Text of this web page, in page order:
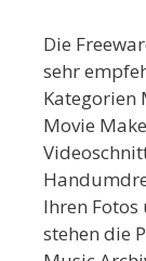
Die
sehr
Kategorien
Movie
Ihren
stehen die